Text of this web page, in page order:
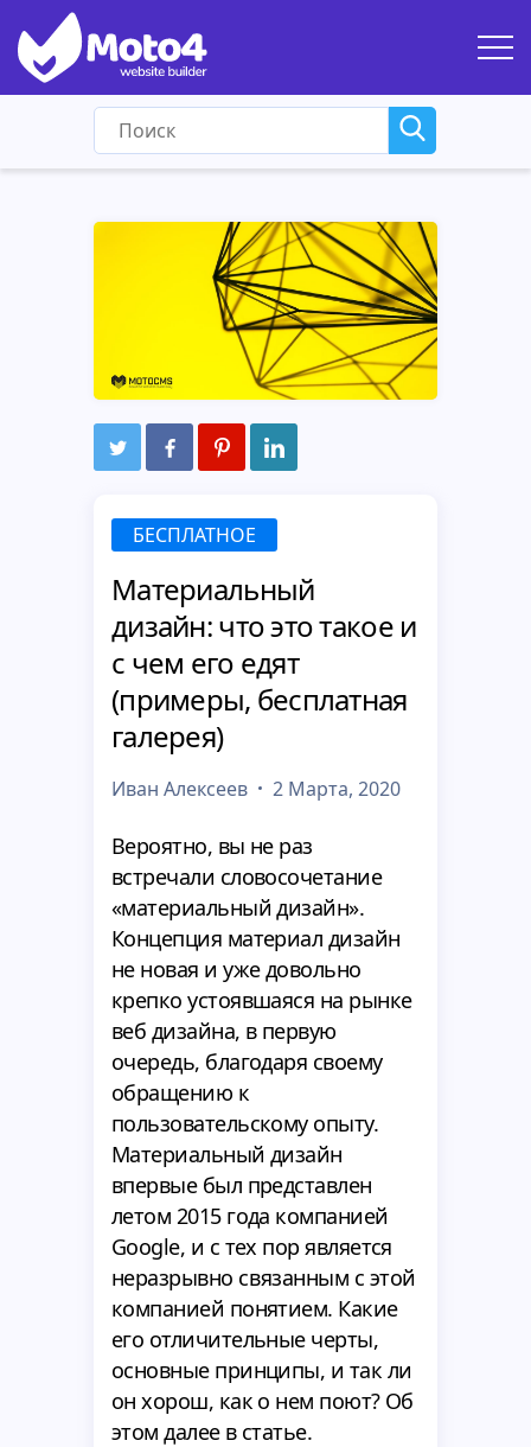
БЕСПЛАТНОЕ
Материальный
дизайн: что это такое и
с чем его едят
(примеры, бесплатная
галерея)
Иван Алексеев 2 Марта, 2020
Вероятно, вы не раз
встречали словосочетание
«материальный дизайн».
Концепция материал дизайн
не новая и уже довольно
крепко устоявшаяся на рынке
веб дизайна, в первую
очередь, благодаря своему
обращению к
пользовательскому опыту.
Материальный дизайн
впервые был представлен
летом 2015 года компанией
Google, и с тех пор является
неразрывно связанным с этой
компанией понятием. Какие
его отличительные черты,
основные принципы, и так ли
он хорош, как о нем поют? Об
этом далее в статье.